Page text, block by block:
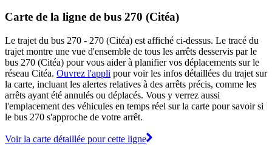
Carte de la ligne de bus 270 (Citéa)
Le trajet du bus 270 - 270 (Citéa) est affiché ci-dessus. Le tracé du
trajet montre une vue d'ensemble de tous les arrêts desservis par le
bus 270 (Citéa) pour vous aider à planifier vos déplacements sur le
réseau Citéa. Ouvrez l'appli pour voir les infos détaillées du trajet sur
la carte, incluant les alertes relatives à des arrêts précis, comme les
arrêts ayant été annulés ou déplacés. Vous y verrez aussi
l'emplacement des véhicules en temps réel sur la carte pour savoir si
le bus 270 s'approche de votre arrêt.
Voir la carte détaillée pour cette ligne